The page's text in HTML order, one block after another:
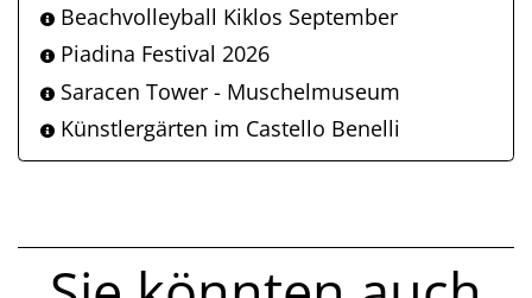
Beachvolleyball Kiklos September
Piadina Festival 2026
Saracen Tower - Muschelmuseum
Künstlergärten im Castello Benelli